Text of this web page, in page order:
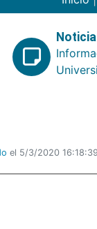
el 5/3/2020 16:18:39